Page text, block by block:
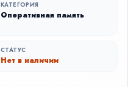
КАТЕГОРИЯ
Оперативная память
СТАТУС
Нет в наличии